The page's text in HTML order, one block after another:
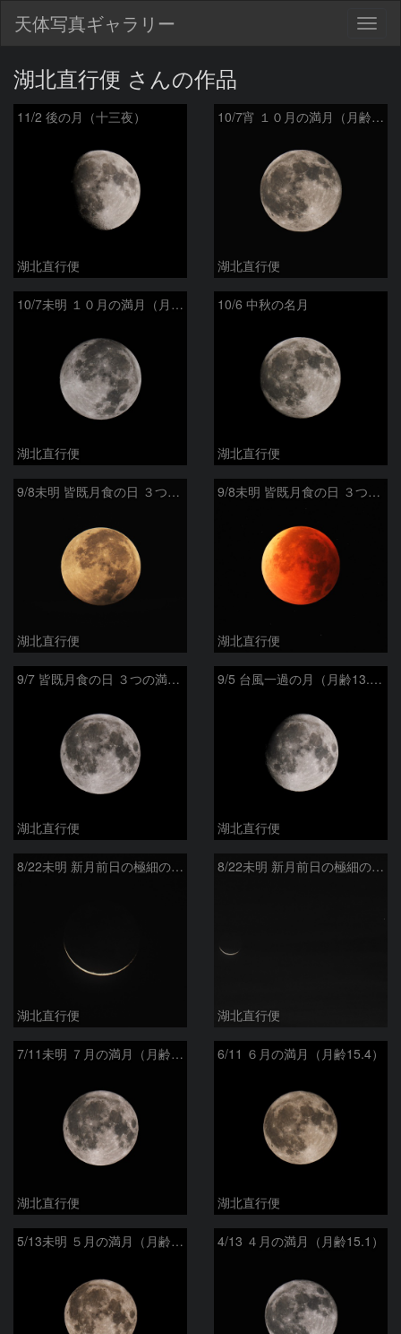
天体写真ギャラリー
湖北直行便 さんの作品
11/2 後の月（十三夜）
湖北直行便
10/7宵 １０月の満月（月齢15.6）
湖北直行便
10/7未明 １０月の満月（月齢14.9）
湖北直行便
10/6 中秋の名月
湖北直行便
9/8未明 皆既月食の日 ３つの満月 その３ 滑らかな表情の満月（月齢15.6）
湖北直行便
9/8未明 皆既月食の日 ３つの満月 その２ 赤銅色の満月（月齢15.5）
湖北直行便
9/7 皆既月食の日 ３つの満月 その１ 明るい満月（月齢15.3）
湖北直行便
9/5 台風一過の月（月齢13.3）
湖北直行便
8/22未明 新月前日の極細の月（月齢28.0）
湖北直行便
8/22未明 新月前日の極細の月（月齢28.0）と水星（-0.3等）
湖北直行便
7/11未明 ７月の満月（月齢15.2）
湖北直行便
6/11 ６月の満月（月齢15.4）
湖北直行便
5/13未明 ５月の満月（月齢14.9） 4/13 ４月の満月（月齢15.1）